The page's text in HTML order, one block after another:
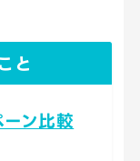
と
ン比較